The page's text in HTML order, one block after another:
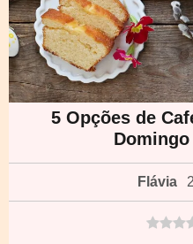
5 Opções de
Flávia